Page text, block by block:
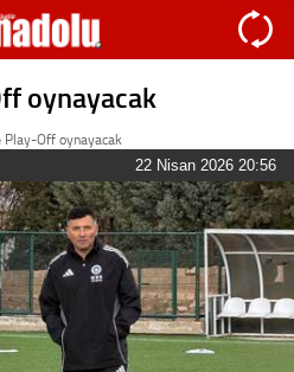
oynayacak
Play-Off oynayacak
22 Nisan 2026 20:56